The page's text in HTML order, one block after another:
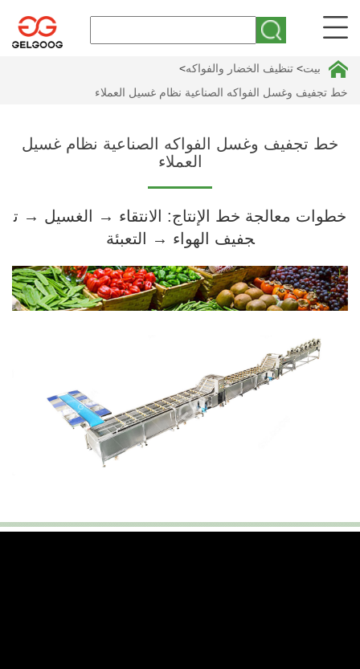
بيت> تنظيف الخضار والفواكه>
خط تجفيف وغسل الفواكه الصناعية نظام غسيل العملاء
خط تجفيف وغسل الفواكه الصناعية نظام غسيل
العملاء
خطوات معالجة خط الإنتاج: الانتقاء → الغسيل → ت
جفيف الهواء → التعبئة